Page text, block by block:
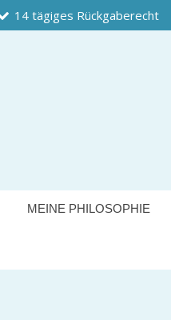
14 tägiges Rückgaberecht
MEINE PHILOSOPHIE